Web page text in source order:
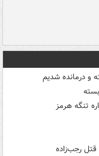
تنگه هرمز
قتل رجب‌زاده